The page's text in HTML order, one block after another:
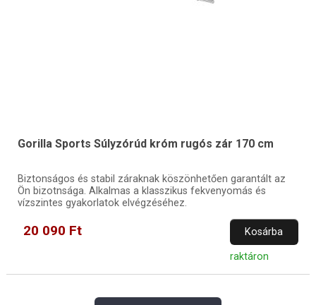
Gorilla Sports Súlyzórúd króm rugós zár 170 cm
Biztonságos és stabil záraknak köszönhetően garantált az
Ön bizotnsága. Alkalmas a klasszikus fekvenyomás és
vízszintes gyakorlatok elvégzéséhez.
20 090 Ft Kosárba
raktáron